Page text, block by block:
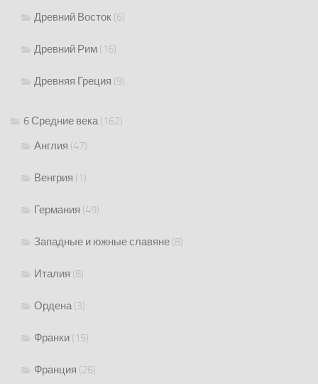
Древний Восток (6)
Древний Рим (16)
Древняя Греция (9)
6 Средние века(162)
Англия (47)
Венгрия (1)
Германия (49)
Западные и южные славяне (8)
Италия (8)
Ордена(3)
Франки (15)
Франция (26)